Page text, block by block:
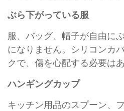
ぶら下がっている服
服、バッグ、帽子が自由に
になりません。シリコンカ
クで、傷を心配する必要は
ハンギングカップ
キッチン用品のスプーン、